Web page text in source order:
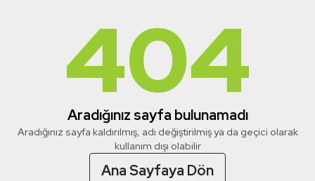
404
Aradığınız sayfa bulunamadı
Aradığınız sayfa kaldırılmış, adı değiştirilmiş ya da geçici olarak
kullanım dışı olabilir
Ana Sayfaya Dön